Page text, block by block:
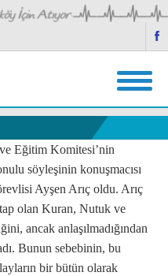
Eğitim Komitesi’nin
söyleşinin konuşmacısı
Ayşen Arıç oldu. Arıç
olan Kuran, Nutuk ve
ancak anlaşılmadığından
Bunun sebebinin, bu
bir bütün olarak